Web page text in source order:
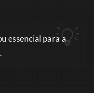
essencial para a